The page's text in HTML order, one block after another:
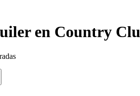
en Country